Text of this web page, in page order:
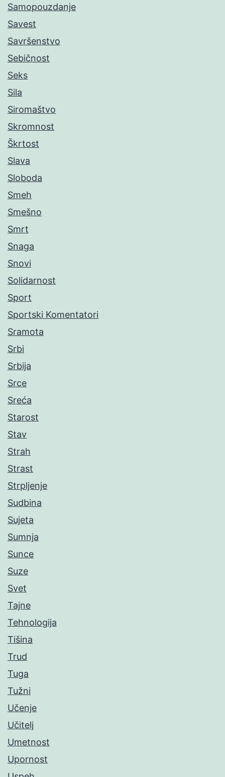
Samopouzdanje
Savest
Savršenstvo
Sebičnost
Seks
Sila
Siromaštvo
Skromnost
Škrtost
Slava
Sloboda
Smeh
Smešno
Smrt
Snaga
Snovi
Solidarnost
Sport
Sportski Komentatori
Sramota
Srbi
Srbija
Srce
Sreća
Starost
Stav
Strah
Strast
Strpljenje
Sudbina
Sujeta
Sumnja
Sunce
Suze
Svet
Tajne
Tehnologija
Tišina
Trud
Tuga
Tužni
Učenje
Učitelj
Umetnost
Upornost